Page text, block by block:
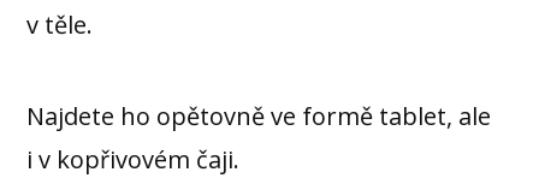
v těle.
Najdete ho opětovně ve formě tablet, ale
i v kopřivovém čaji.